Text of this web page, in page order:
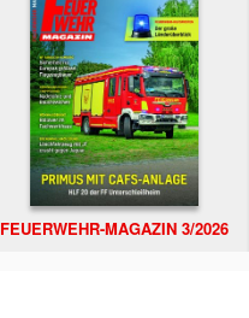
FEUERWEHR-MAGAZIN 3/2026